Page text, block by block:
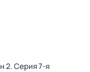
2. Серия 7-я